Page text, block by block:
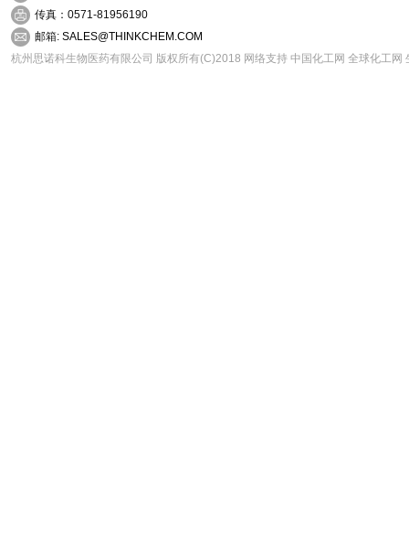
传真：0571-81956190
邮箱: SALES@THINKCHEM.COM
杭州思诺科生物医药有限公司 版权所有(C)2018 网络支持 中国化工网 全球化工网